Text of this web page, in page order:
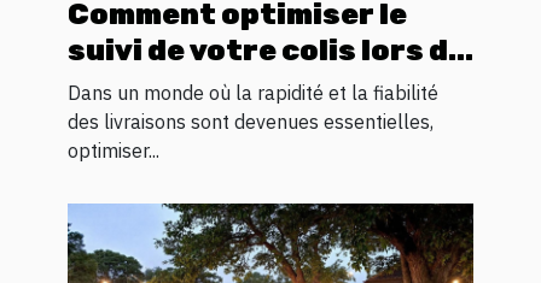
Comment optimiser le
suivi de votre colis lors du
transit logistique ?
Dans un monde où la rapidité et la fiabilité
des livraisons sont devenues essentielles,
optimiser...